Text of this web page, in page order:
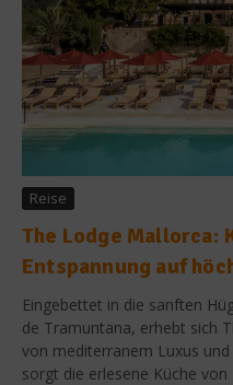
Reise
The Lodge Mallorca:
Entspannung auf
Eingebettet in die sanften
de Tramuntana, erhebt sich
von mediterranem Luxus
sorgt die erlesene Küche